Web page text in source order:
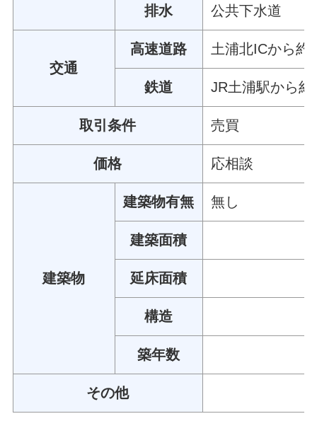
排水 公共下水道
交通
高速道路 土浦北ICから約
鉄道 JR土浦駅から
取引条件 売買
価格 応相談
建築物
建築物有無 無し
建築面積
延床面積
構造
築年数
その他